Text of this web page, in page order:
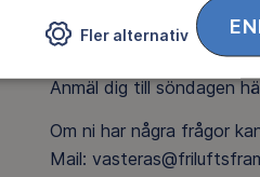
Anmäl dig till lördagen här:
Söndag 16/11 kl. 09.00-
Anmäl dig till söndagen
Om ni har några frågor
Mail:
Fler alternativ